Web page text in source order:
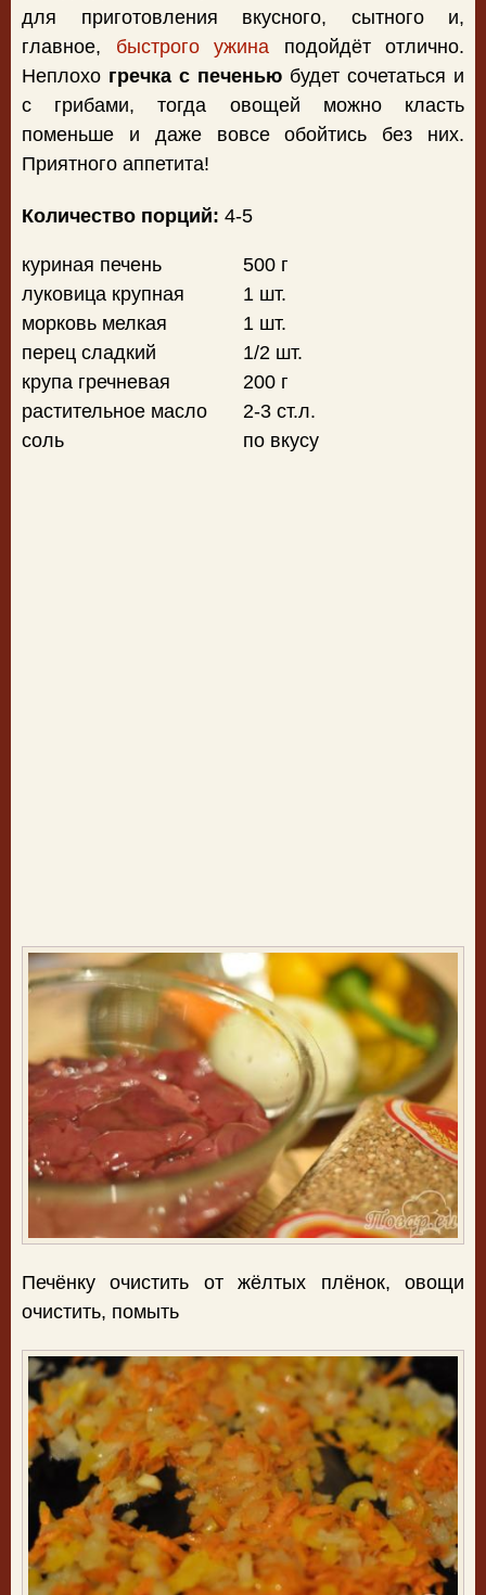
для приготовления вкусного, сытного и,
главное, быстрого ужина подойдёт отлично.
Неплохо гречка с печенью будет сочетаться и
с грибами, тогда овощей можно класть
поменьше и даже вовсе обойтись без них.
Приятного аппетита!
Количество порций: 4-5
куриная печень
500 г
луковица крупная
1 шт.
морковь мелкая
1 шт.
перец сладкий
1/2 шт.
крупа гречневая
200 г
растительное масло
2-3 ст.л.
соль
по вкусу
Печёнку очистить от жёлтых плёнок, овощи
очистить, помыть